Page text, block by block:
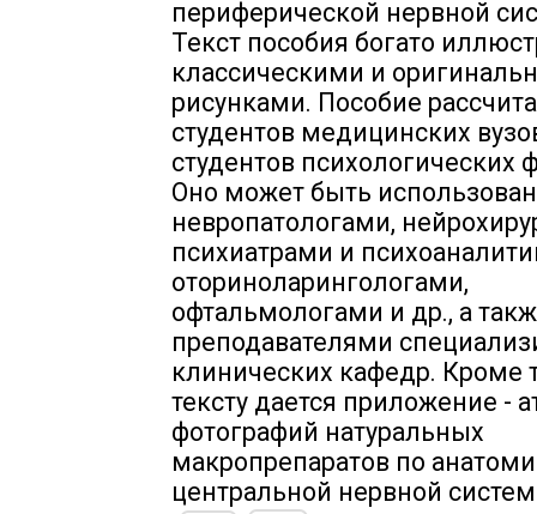
периферической нервной
Текст пособия богато
классическими и
рисунками. Пособие
студентов медицинских
студентов психологических
Оно может быть
невропатологами,
психиатрами и
оториноларингологами,
офтальмологами и др., а
преподавателями
клинических кафедр. Кроме
тексту дается приложение -
фотографий натуральных
макропрепаратов по
центральной нервной